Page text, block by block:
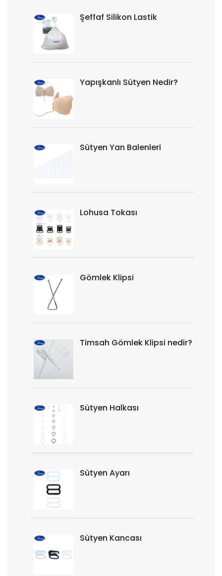
Şeffaf Silikon Lastik
Yapışkanlı Sütyen Nedir?
Sütyen Yan Balenleri
Lohusa Tokası
Gömlek Klipsi
Timsah Gömlek Klipsi nedir?
Sütyen Halkası
Sütyen Ayarı
Sütyen Kancası